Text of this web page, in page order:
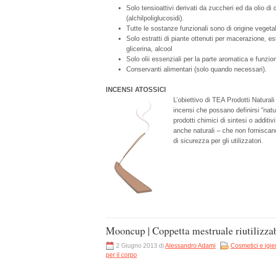
Solo tensioattivi derivati da zuccheri ed da olio di
(alchilpoliglucosidi).
Tutte le sostanze funzionali sono di origine
Solo estratti di piante ottenuti per macerazione,
glicerina, alcool
Solo olii essenziali per la parte aromatica e
Conservanti alimentari (solo quando necessari).
INCENSI ATOSSICI
L’obiettivo di TEA Prodotti
incensi che possano definirsi
prodotti chimici di sintesi o
anche naturali – che non
di sicurezza per gli utilizzatori.
Mooncup | Coppetta mestruale
2 Giugno 2013 di Alessandro Adami Cosmetici e
per il corpo